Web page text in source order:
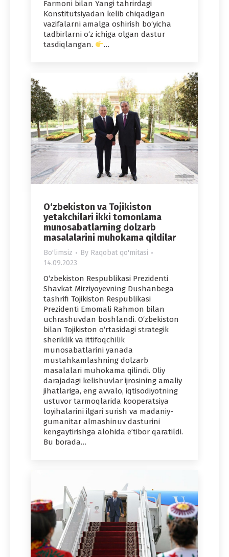
Farmoni bilan Yangi tahrirdagi
Konstitutsiyadan kelib chiqadigan
vazifalarni amalga oshirish bo‘yicha
tadbirlarni o‘z ichiga olgan dastur
tasdiqlangan.
…
O‘zbekiston va Tojikiston
yetakchilari ikki tomonlama
munosabatlarning dolzarb
masalalarini muhokama qildilar
Bo'limsiz By Raqobat qo'mitasi
14.09.2023
O‘zbekiston Respublikasi Prezidenti
Shavkat Mirziyoyevning Dushanbega
tashrifi Tojikiston Respublikasi
Prezidenti Emomali Rahmon bilan
uchrashuvdan boshlandi. O‘zbekiston
bilan Tojikiston o‘rtasidagi strategik
sheriklik va ittifoqchilik
munosabatlarini yanada
mustahkamlashning dolzarb
masalalari muhokama qilindi. Oliy
darajadagi kelishuvlar ijrosining amaliy
jihatlariga, eng avvalo, iqtisodiyotning
ustuvor tarmoqlarida kooperatsiya
loyihalarini ilgari surish va madaniy-
gumanitar almashinuv dasturini
kengaytirishga alohida e’tibor qaratildi.
Bu borada…